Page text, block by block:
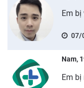
Em
07/
Nam,
Em